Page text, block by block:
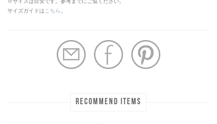
サイズガイドは こちら
RECOMMEND ITEMS